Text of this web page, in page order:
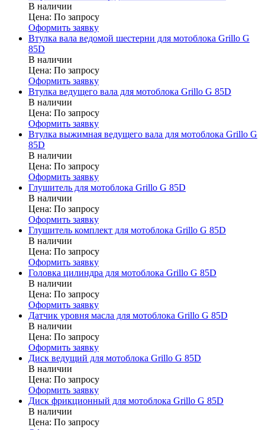
В наличии
Цена: По запросу
Оформить заявку
Втулка вала ведомой шестерни для мотоблока Grillo G
85D
В наличии
Цена: По запросу
Оформить заявку
Втулка ведущего вала для мотоблока Grillo G 85D
В наличии
Цена: По запросу
Оформить заявку
Втулка выжимная ведущего вала для мотоблока Grillo G
85D
В наличии
Цена: По запросу
Оформить заявку
Глушитель для мотоблока Grillo G 85D
В наличии
Цена: По запросу
Оформить заявку
Глушитель комплект для мотоблока Grillo G 85D
В наличии
Цена: По запросу
Оформить заявку
Головка цилиндра для мотоблока Grillo G 85D
В наличии
Цена: По запросу
Оформить заявку
Датчик уровня масла для мотоблока Grillo G 85D
В наличии
Цена: По запросу
Оформить заявку
Диск ведущий для мотоблока Grillo G 85D
В наличии
Цена: По запросу
Оформить заявку
Диск фрикционный для мотоблока Grillo G 85D
В наличии
Цена: По запросу